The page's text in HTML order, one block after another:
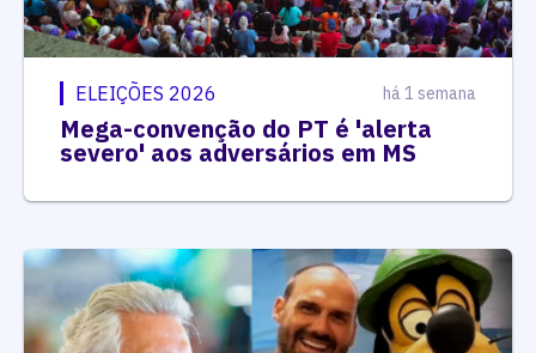
ELEIÇÕES 2026 há 1 semana
Mega-convenção do PT é 'alerta
severo' aos adversários em MS